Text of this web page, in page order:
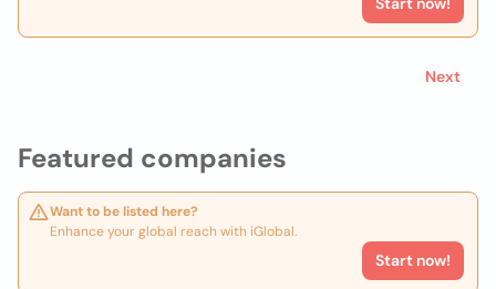
Featured companies
Want to be listed here?
Enhance your global reach with iGlobal.
Start now!
Next